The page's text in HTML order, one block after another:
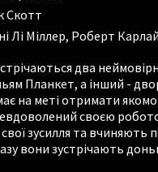
Скотт
Лі Міллер, Роберт
два
Планкет, а інший -
на меті отримати
своєю
зусилля та вчиняють
вони зустрічають